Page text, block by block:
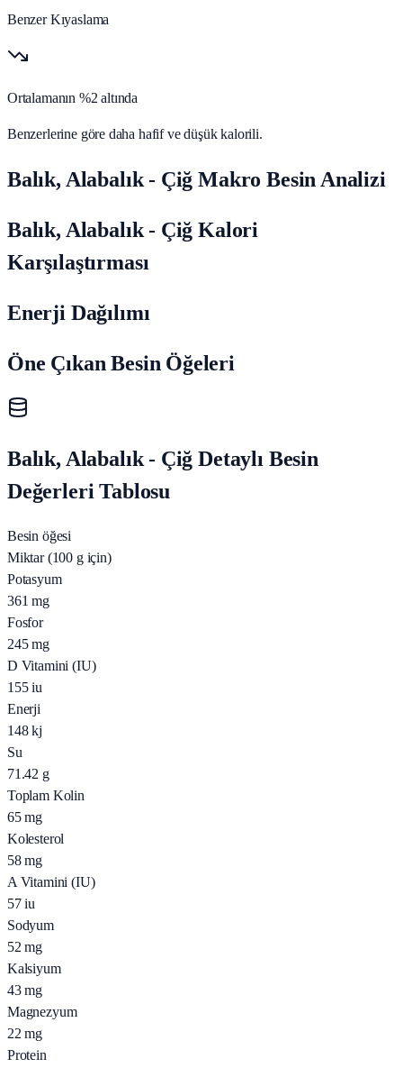
Benzer Kıyaslama
Ortalamanın %2 altında
Benzerlerine göre daha hafif ve düşük kalorili.
Balık, Alabalık - Çiğ Makro Besin Analizi
Balık, Alabalık - Çiğ Kalori
Karşılaştırması
Enerji Dağılımı
Öne Çıkan Besin Öğeleri
Balık, Alabalık - Çiğ Detaylı Besin
Değerleri Tablosu
Besin öğesi
Miktar (100 g için)
Potasyum
361 mg
Fosfor
245 mg
D Vitamini (IU)
155 iu
Enerji
148 kj
Su
71.42 g
Toplam Kolin
65 mg
Kolesterol
58 mg
A Vitamini (IU)
57 iu
Sodyum
52 mg
Kalsiyum
43 mg
Magnezyum
22 mg
Protein